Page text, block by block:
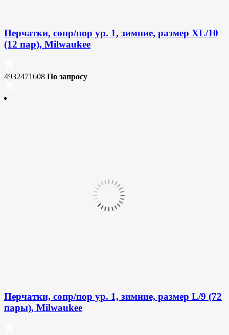
Перчатки, сопр/пор ур. 1, зимние, размер XL/10
(12 пар), Milwaukee
4932471608 По запросу
Перчатки, сопр/пор ур. 1, зимние, размер L/9 (72
пары), Milwaukee